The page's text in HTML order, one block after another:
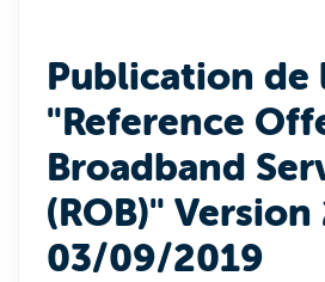
Publication de
"Reference
Broadband
(ROB)" Version
03/09/2019